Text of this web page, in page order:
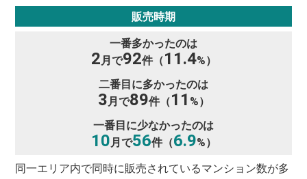
販売時期
一番多かったのは
2月で92件（11.4%）
二番目に多かったのは
3月で89件（11 %）
一番目に少なかったのは
10月で56件（6.9%）
同一エリア内で同時に販売されているマンション数が多